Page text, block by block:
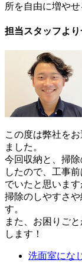
所を自由に増や
担当スタッフよ
この度は弊社を
ました。
今回収納と、掃
したので、工事
でいたと思いま
掃除のしやすさ
す。
また、お困りご
します！
洗面室にな